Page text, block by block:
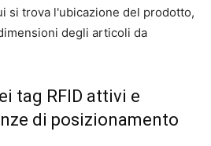
si trova l'ubicazione del prodotto,
degli articoli da
tag RFID attivi e
di posizionamento